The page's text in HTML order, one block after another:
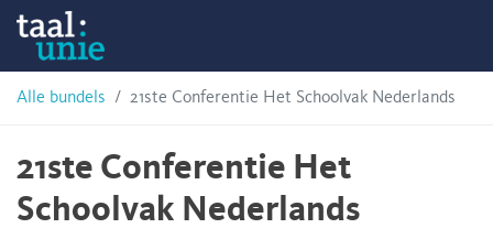
Skip
content
Alle bundels 21ste Conferentie Het Schoolvak Nederlands
21ste Conferentie Het
Schoolvak Nederlands